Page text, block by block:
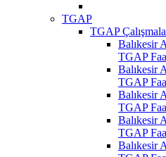
TGAP
TGAP
Balıkesir
TGAP
Balıkesir
TGAP
Balıkesir
TGAP
Balıkesir
TGAP
Balıkesir